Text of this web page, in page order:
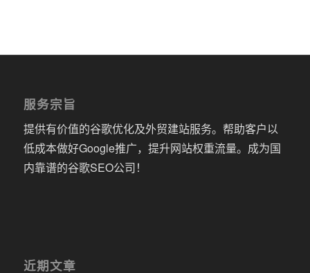
服务宗旨
提供有价值的谷歌优化及外贸建站服务。帮助客户以
低成本做好Google推广，提升网站权重流量。成为国
内靠谱的谷歌SEO公司！
近期文章